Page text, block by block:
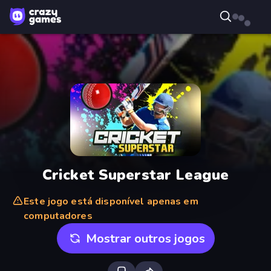
Cricket Superstar League
Este jogo está disponível apenas em
computadores
Mostrar outros jogos